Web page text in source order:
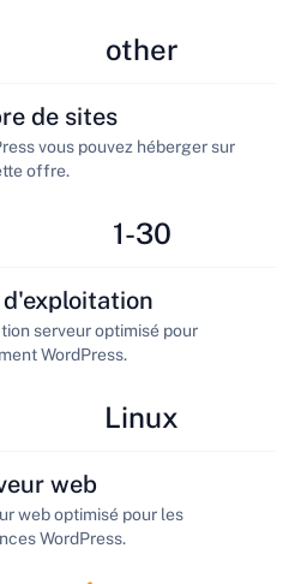
other
de sites
vous pouvez héberger sur
offre.
1-30
serveur optimisé pour
WordPress.
Linux
web
web optimisé pour les
WordPress.